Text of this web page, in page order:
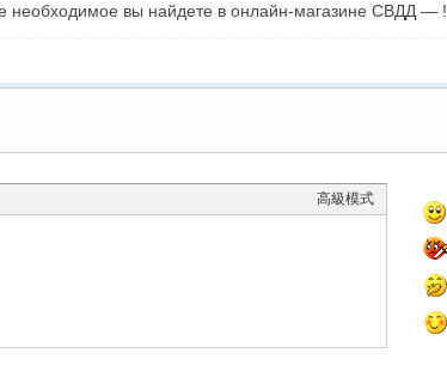
необходимое вы найдете в онлайн-магазине СВДД — !
高級模式